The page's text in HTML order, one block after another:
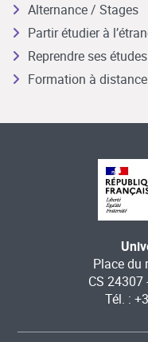
Alternance / Stages
Partir étudier à
Reprendre ses études
Formation à distance
Place du
CS 24307
Tél. :